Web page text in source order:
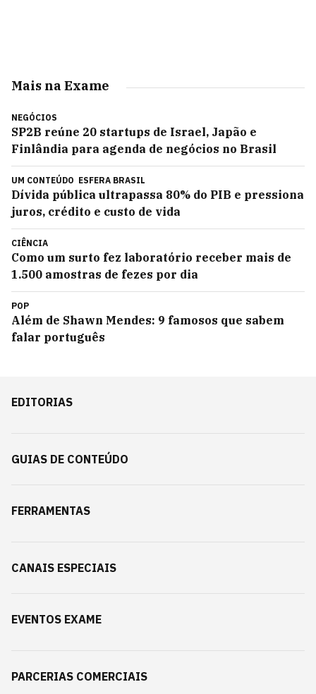
Mais na Exame
NEGÓCIOS
SP2B reúne 20 startups de Israel, Japão e
Finlândia para agenda de negócios no Brasil
UM CONTEÚDO ESFERA BRASIL
Dívida pública ultrapassa 80% do PIB e pressiona
juros, crédito e custo de vida
CIÊNCIA
Como um surto fez laboratório receber mais de
1.500 amostras de fezes por dia
POP
Além de Shawn Mendes: 9 famosos que sabem
falar português
EDITORIAS
GUIAS DE CONTEÚDO
FERRAMENTAS
CANAIS ESPECIAIS
EVENTOS EXAME
PARCERIAS COMERCIAIS